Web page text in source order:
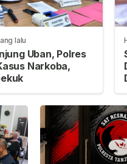
lalu
Uban, Polres
Narkoba,